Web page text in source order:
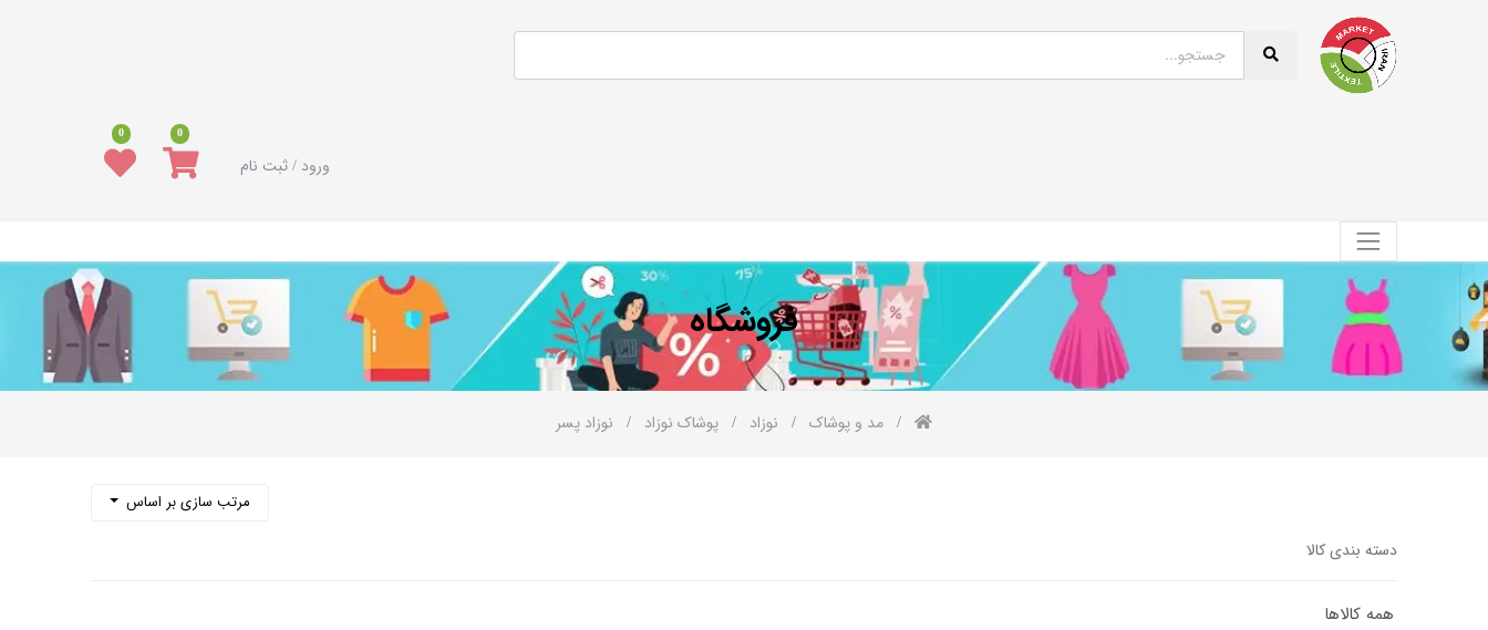
ورود / ثبت نام
0
0
فروشگاه
مد و پوشاک نوزاد پوشاک نوزاد نوزاد پسر
مرتب سازی بر اساس
دسته بندی کالا
همه کالاها